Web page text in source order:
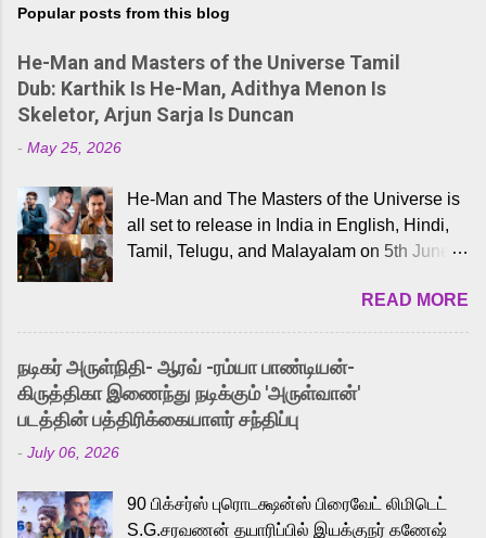
Popular posts from this blog
He-Man and Masters of the Universe Tamil
Dub: Karthik Is He-Man, Adithya Menon Is
Skeletor, Arjun Sarja Is Duncan
- May 25, 2026
He-Man and The Masters of the Universe is
all set to release in India in English, Hindi,
Tamil, Telugu, and Malayalam on 5th June,
received a lot of love from cult He-Man fans
and offered audiences an exciting glimpse
into the world of Eternia, the recently
released Tamil trailer has also generated
strong excitement among Tamil audiences.
Adding to the growing buzz is the film’s
to the iconic superhero He-Man. Known for
READ MORE
நடிகர் அருள்நிதி- ஆரவ் -ரம்யா பாண்டியன்-
கிருத்திகா இணைந்து நடிக்கும் 'அருள்வான்'
படத்தின் பத்திரிக்கையாளர் சந்திப்பு
- July 06, 2026
90 பிக்சர்ஸ் புரொடக்ஷன்ஸ் பிரைவேட் லிமிடெட்
S.G.சரவணன் தயாரிப்பில் இயக்குநர் கணேஷ்